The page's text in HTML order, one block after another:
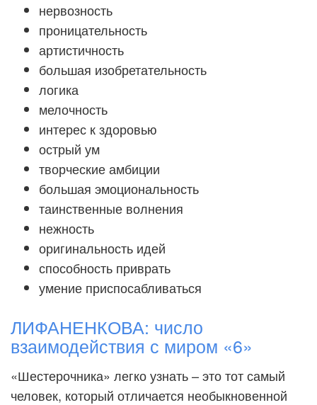
нервозность
проницательность
артистичность
большая изобретательность
логика
мелочность
интерес к здоровью
острый ум
творческие амбиции
большая эмоциональность
таинственные волнения
нежность
оригинальность идей
способность приврать
умение приспосабливаться
ЛИФАНЕНКОВА: число
взаимодействия с миром «6»
«Шестерочника» легко узнать – это тот самый
человек, который отличается необыкновенной